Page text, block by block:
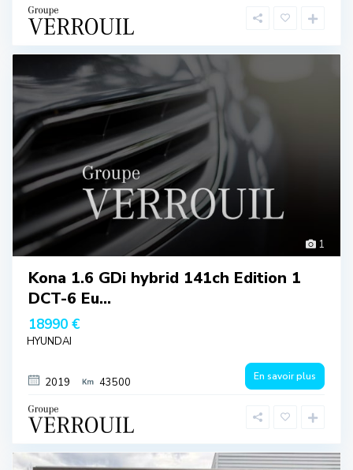
1
Kona 1.6 GDi hybrid 141ch Edition 1
DCT-6 Eu...
18990 €
HYUNDAI
2019 43500 En savoir plus